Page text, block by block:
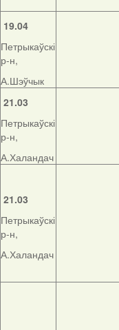
19.04
Петрыкаўскі
р-н,
А.Шэўчык
21.03
Петрыкаўскі
р-н,
А.Халандач
21.03
Петрыкаўскі
р-н,
А.Халандач